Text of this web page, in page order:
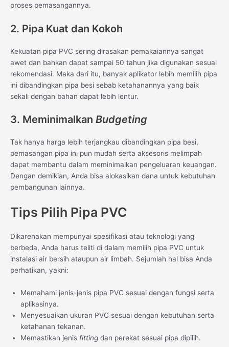
proses pemasangannya.
2. Pipa Kuat dan Kokoh
Kekuatan pipa PVC sering dirasakan pemakaiannya sangat
awet dan bahkan dapat sampai 50 tahun jika digunakan sesuai
rekomendasi. Maka dari itu, banyak aplikator lebih memilih pipa
ini dibandingkan pipa besi sebab ketahanannya yang baik
sekali dengan bahan dapat lebih lentur.
3. Meminimalkan Budgeting
Tak hanya harga lebih terjangkau dibandingkan pipa besi,
pemasangan pipa ini pun mudah serta aksesoris melimpah
dapat membantu dalam meminimalkan pengeluaran keuangan.
Dengan demikian, Anda bisa alokasikan dana untuk kebutuhan
pembangunan lainnya.
Tips Pilih Pipa PVC
Dikarenakan mempunyai spesifikasi atau teknologi yang
berbeda, Anda harus teliti di dalam memilih pipa PVC untuk
instalasi air bersih ataupun air limbah. Sejumlah hal bisa Anda
perhatikan, yakni:
Memahami jenis-jenis pipa PVC sesuai dengan fungsi serta
aplikasinya.
Menyesuaikan ukuran PVC sesuai dengan kebutuhan serta
ketahanan tekanan.
Memastikan jenis fitting dan perekat sesuai pipa dipilih.